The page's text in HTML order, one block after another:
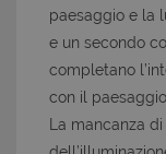
paesaggio e la
e un secondo
completano
con il paesaggio.
La mancanza